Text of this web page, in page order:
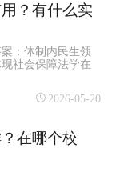
？有什么实
：体制内民生领
社会保障法学在
2026-05-20
在哪个校